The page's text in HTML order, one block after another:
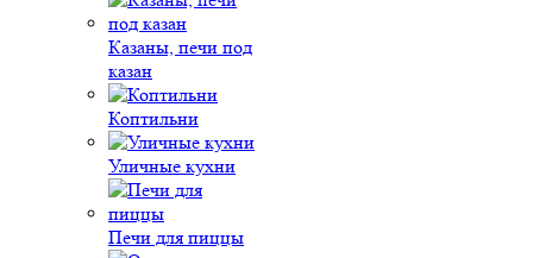
Казаны, печи под
казан
Коптильни
Уличные кухни
Печи для пиццы